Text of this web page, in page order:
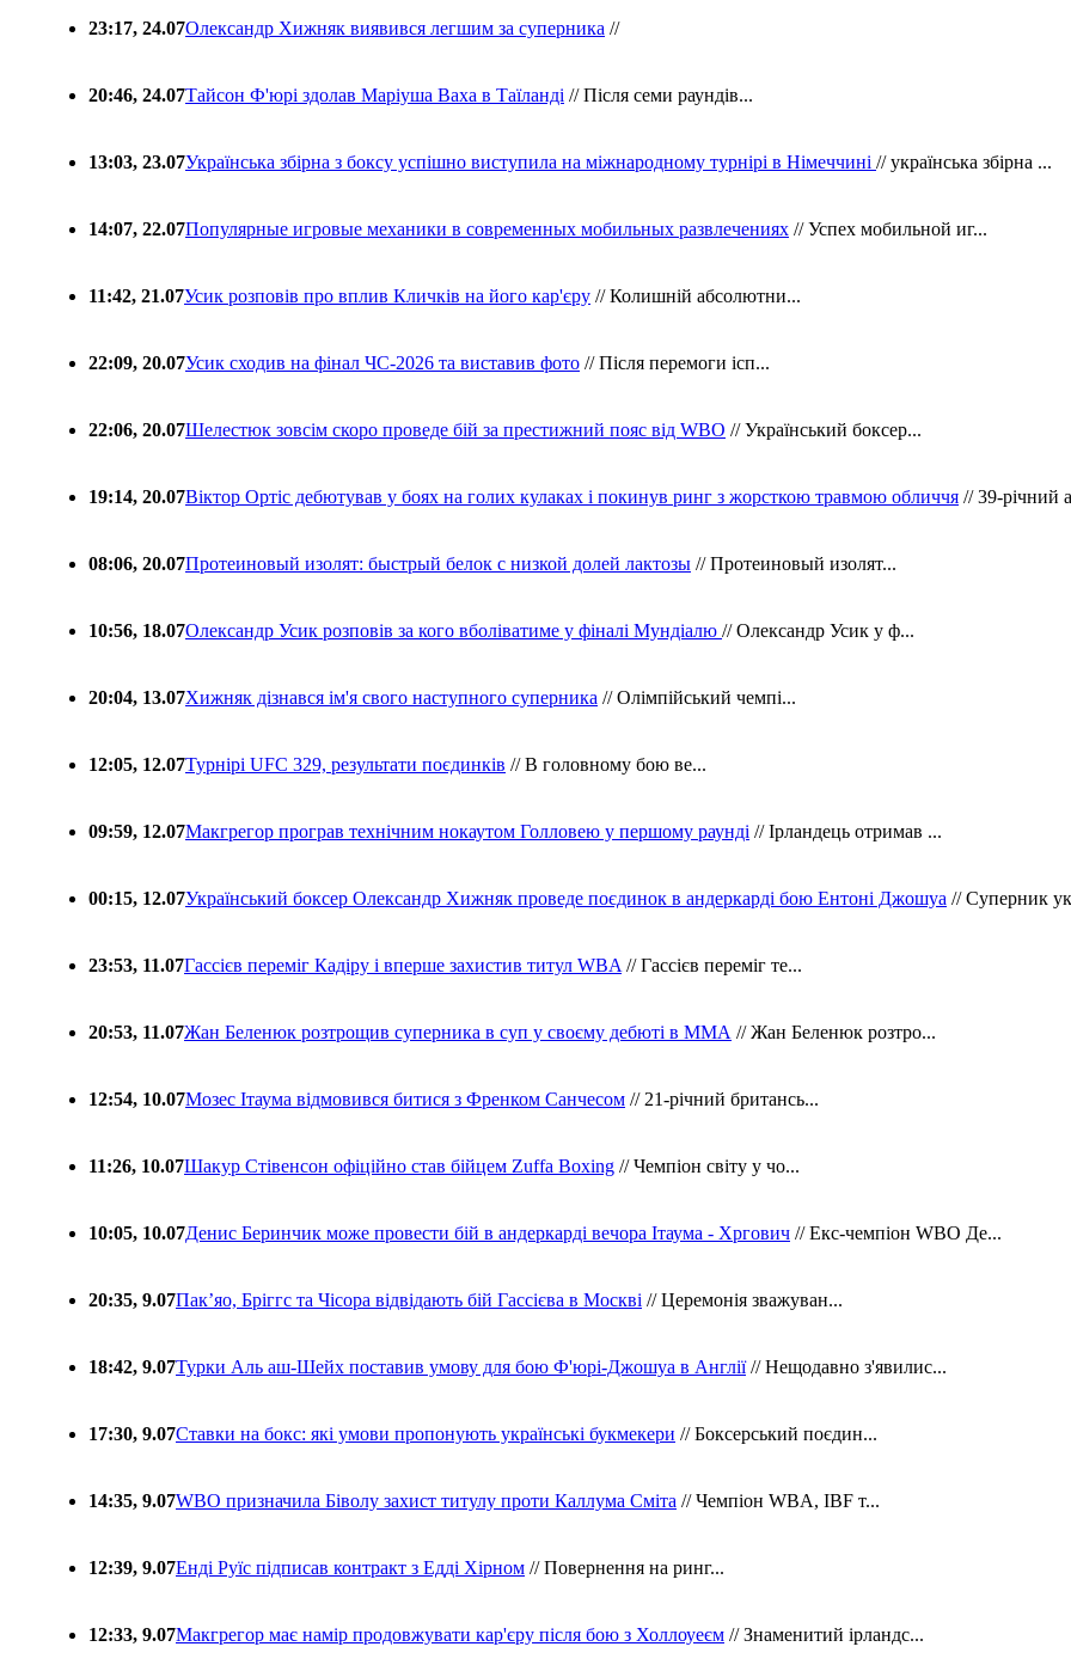
23:17, 24.07Олександр Хижняк виявився легшим за суперника //
20:46, 24.07Тайсон Ф'юрі здолав Маріуша Ваха в Таїланді // Після семи раундів...
13:03, 23.07Українська збірна з боксу успішно виступила на міжнародному турнірі в Німеччині // українська збірна ...
14:07, 22.07Популярные игровые механики в современных мобильных развлечениях // Успех мобильной иг...
11:42, 21.07Усик розповів про вплив Кличків на його кар'єру // Колишній абсолютни...
22:09, 20.07Усик сходив на фінал ЧС-2026 та виставив фото // Після перемоги ісп...
22:06, 20.07Шелестюк зовсім скоро проведе бій за престижний пояс від WBO // Український боксер...
19:14, 20.07Віктор Ортіс дебютував у боях на голих кулаках і покинув ринг з жорсткою травмою обличчя // 39-річний
08:06, 20.07Протеиновый изолят: быстрый белок с низкой долей лактозы // Протеиновый изолят...
10:56, 18.07Олександр Усик розповів за кого вболіватиме у фіналі Мундіалю // Олександр Усик у ф...
20:04, 13.07Хижняк дізнався ім'я свого наступного суперника // Олімпійський чемпі...
12:05, 12.07Турнірі UFC 329, результати поєдинків // В головному бою ве...
09:59, 12.07Макгрегор програв технічним нокаутом Голловею у першому раунді // Ірландець отримав ...
00:15, 12.07Український боксер Олександр Хижняк проведе поєдинок в андеркарді бою Ентоні Джошуа // Суперник
23:53, 11.07Гассієв переміг Кадіру і вперше захистив титул WBA // Гассієв переміг те...
20:53, 11.07Жан Беленюк розтрощив суперника в суп у своєму дебюті в ММА // Жан Беленюк розтро...
12:54, 10.07Мозес Ітаума відмовився битися з Френком Санчесом // 21-річний британсь...
11:26, 10.07Шакур Стівенсон офіційно став бійцем Zuffa Boxing // Чемпіон світу у чо...
10:05, 10.07Денис Беринчик може провести бій в андеркарді вечора Ітаума - Хргович // Екс-чемпіон WBO Де...
20:35, 9.07Пакʼяо, Бріггс та Чісора відвідають бій Гассієва в Москві // Церемонія зважуван...
18:42, 9.07Турки Аль аш-Шейх поставив умову для бою Ф'юрі-Джошуа в Англії// Нещодавно з'явилис...
17:30, 9.07Ставки на бокс: які умови пропонують українські букмекери // Боксерський поєдин...
14:35, 9.07WBO призначила Біволу захист титулу проти Каллума Сміта // Чемпіон WBA, IBF т...
12:39, 9.07Енді Руїс підписав контракт з Едді Хірном // Повернення на ринг...
12:33, 9.07Макгрегор має намір продовжувати кар'єру після бою з Холлоуеєм // Знаменитий ірландс...